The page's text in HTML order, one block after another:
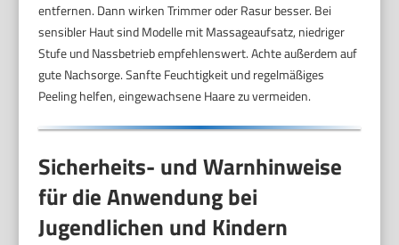
entfernen. Dann wirken Trimmer oder Rasur besser. Bei
sensibler Haut sind Modelle mit Massageaufsatz, niedriger
Stufe und Nassbetrieb empfehlenswert. Achte außerdem auf
gute Nachsorge. Sanfte Feuchtigkeit und regelmäßiges
Peeling helfen, eingewachsene Haare zu vermeiden.
Sicherheits- und Warnhinweise
für die Anwendung bei
Jugendlichen und Kindern